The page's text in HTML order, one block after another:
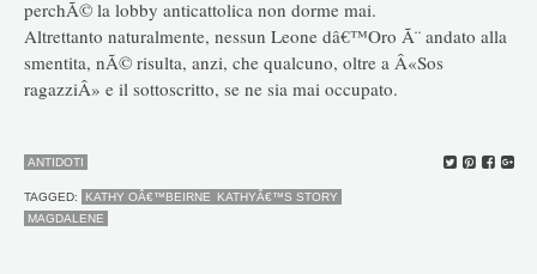
perchÃ© la lobby anticattolica non dorme mai.
Altrettanto naturalmente, nessun Leone dâ€™Oro Ã¨ andato alla
smentita, nÃ© risulta, anzi, che qualcuno, oltre a Â«Sos
ragazziÂ» e il sottoscritto, se ne sia mai occupato.
ANTIDOTI
TAGGED: KATHY OÂ€™BEIRNE
KATHYÂ€™S STORY
MAGDALENE